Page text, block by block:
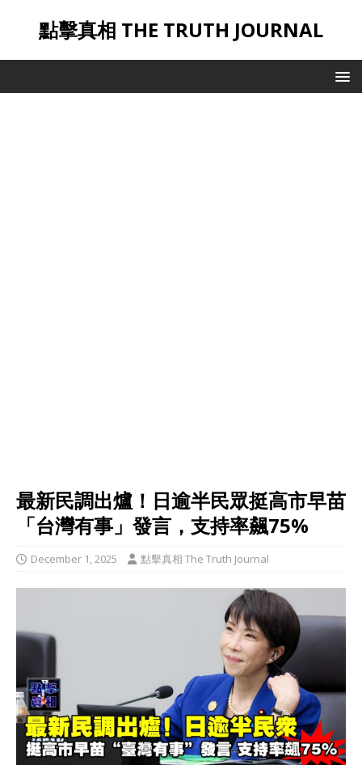
點擊真相 THE TRUTH JOURNAL
最新民調出爐！日逾半民眾挺高市早苗
「台灣有事」發言，支持率飆75%
December 1, 2025 點擊真相 The Truth Journal